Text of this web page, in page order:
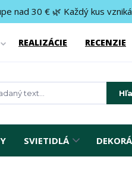
nad 30 € 🌿 Každý kus
REALIZÁCIE RECENZIE
SVIETIDLÁ